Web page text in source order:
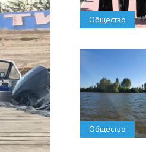
Общество
Общество